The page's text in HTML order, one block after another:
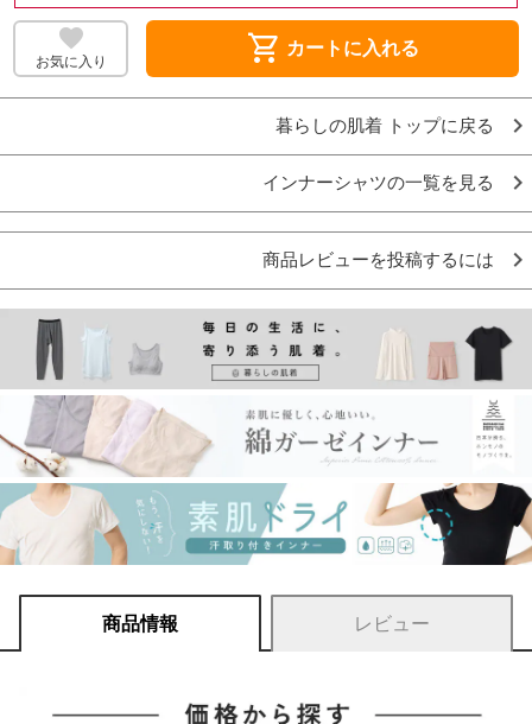
お気に入り shopping_cart カートに入れる
暮らしの肌着 トップに戻る
インナーシャツの一覧を見る
商品レビューを投稿するには
商品情報 レビュー